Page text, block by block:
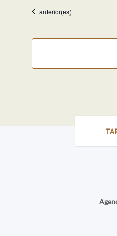
fecha.
Eventos
anterior(es)